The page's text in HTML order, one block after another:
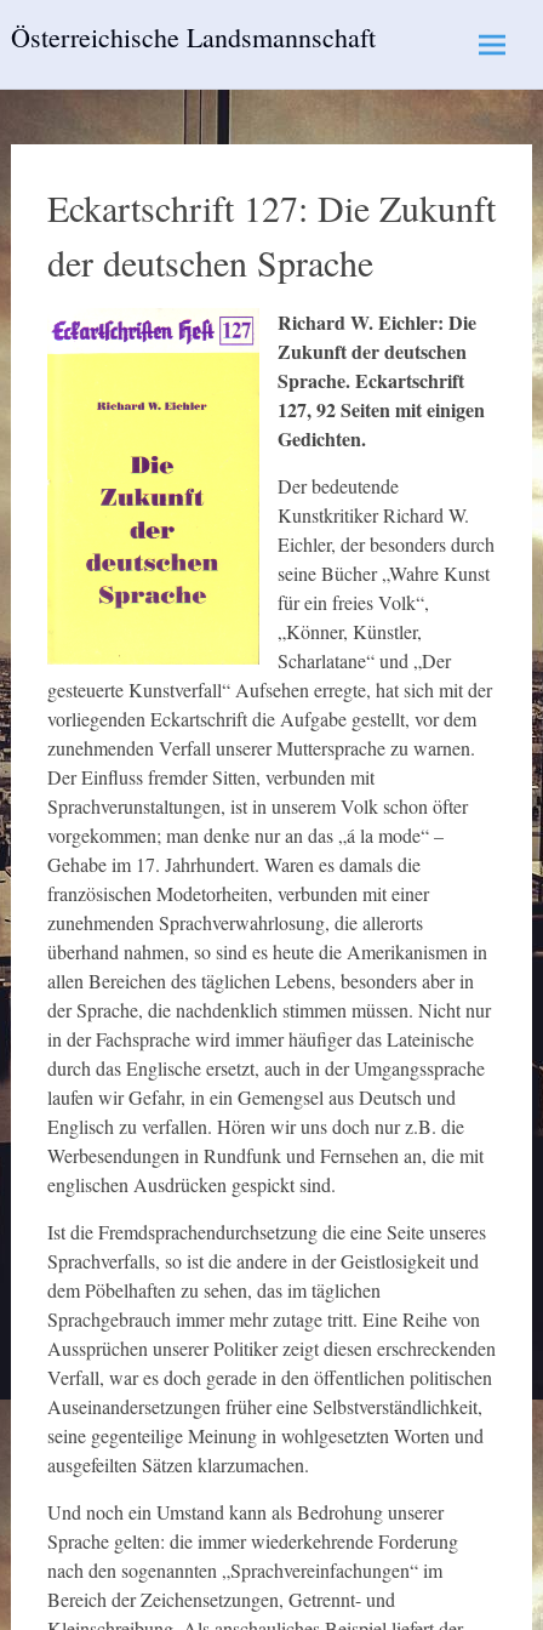
toÖsterreichische Landsmannschaft
Eckartschrift 127: Die Zukunft
der deutschen Sprache
Richard W. Eichler: Die
Zukunft der deutschen
Sprache. Eckartschrift
127, 92 Seiten mit einigen
Gedichten.
Der bedeutende
Kunstkritiker Richard W.
Eichler, der besonders durch
seine Bücher „Wahre Kunst
für ein freies Volk“,
„Könner, Künstler,
Scharlatane“ und „Der
gesteuerte Kunstverfall“ Aufsehen erregte, hat sich mit der
vorliegenden Eckartschrift die Aufgabe gestellt, vor dem
zunehmenden Verfall unserer Muttersprache zu warnen.
Der Einfluss fremder Sitten, verbunden mit
Sprachverunstaltungen, ist in unserem Volk schon öfter
vorgekommen; man denke nur an das „á la mode“ –
Gehabe im 17. Jahrhundert. Waren es damals die
französischen Modetorheiten, verbunden mit einer
zunehmenden Sprachverwahrlosung, die allerorts
überhand nahmen, so sind es heute die Amerikanismen in
allen Bereichen des täglichen Lebens, besonders aber in
der Sprache, die nachdenklich stimmen müssen. Nicht nur
in der Fachsprache wird immer häufiger das Lateinische
durch das Englische ersetzt, auch in der Umgangssprache
laufen wir Gefahr, in ein Gemengsel aus Deutsch und
Englisch zu verfallen. Hören wir uns doch nur z.B. die
Werbesendungen in Rundfunk und Fernsehen an, die mit
englischen Ausdrücken gespickt sind.
Ist die Fremdsprachendurchsetzung die eine Seite unseres
Sprachverfalls, so ist die andere in der Geistlosigkeit und
dem Pöbelhaften zu sehen, das im täglichen
Sprachgebrauch immer mehr zutage tritt. Eine Reihe von
Aussprüchen unserer Politiker zeigt diesen erschreckenden
Verfall, war es doch gerade in den öffentlichen politischen
Auseinandersetzungen früher eine Selbstverständlichkeit,
seine gegenteilige Meinung in wohlgesetzten Worten und
ausgefeilten Sätzen klarzumachen.
Und noch ein Umstand kann als Bedrohung unserer
Sprache gelten: die immer wiederkehrende Forderung
nach den sogenannten „Sprachvereinfachungen“ im
Bereich der Zeichensetzungen, Getrennt- und